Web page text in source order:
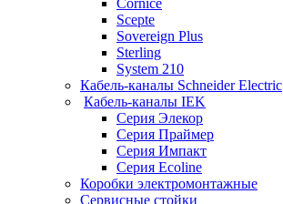
Scepte
Sovereign Plus
Sterling
System 210
Кабель-каналы Schneider Electric
Кабель-каналы IEK
Серия Элекор
Серия Праймер
Серия Импакт
Серия Ecoline
Коробки электромонтажные
Сервисные стойки